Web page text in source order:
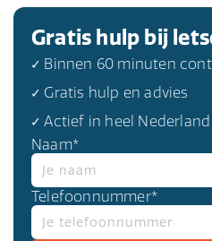
Gratis hulp bij
✓ Binnen 60 minuten
✓ Gratis hulp en advies
✓ Actief in heel Nederland
Naam*
Telefoonnummer*